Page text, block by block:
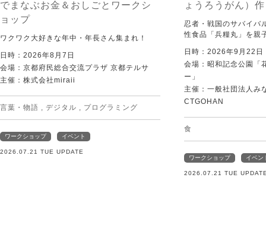
でまなぶお金＆おしごとワークシ
ョップ
ワクワク大好きな年中・年長さん集まれ！
日時：2026年8月7日
会場：京都府民総合交流プラザ 京都テルサ
主催：株式会社miraii
言葉・物語 , デジタル , プログラミング
ワークショップ イベント
2026.07.21 TUE UPDATE
ょうろうがん）
忍者・戦国のサバイバ
性食品「兵糧丸」を親
日時：2026年9月22日
会場：昭和記念公園「
ー」
主催：一般社団法人み
CTGOHAN
食
ワークショップ イベン
2026.07.21 TUE